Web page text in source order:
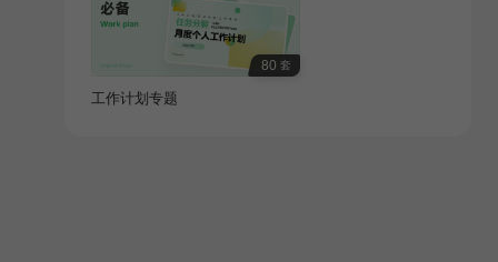
80 套
工作计划专题